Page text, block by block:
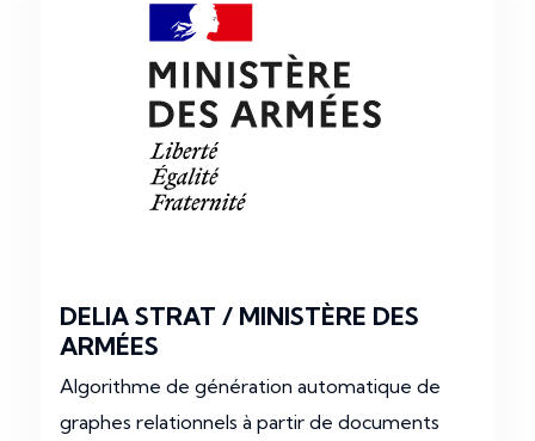
DELIA STRAT / MINISTÈRE DES
ARMÉES
Algorithme de génération automatique de
graphes relationnels à partir de documents